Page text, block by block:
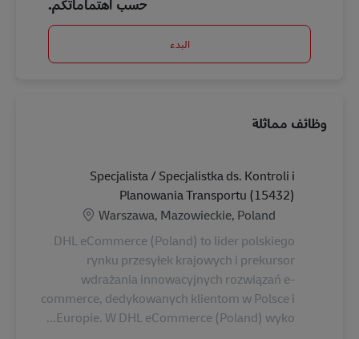
البدء
وظائف مماثلة
Specjalista / Specjalistka ds. Kontroli i
Planowania Transportu (15432)
الموقع
Warszawa, Mazowieckie, Poland
DHL eCommerce (Poland) to lider polskiego
rynku przesyłek krajowych i prekursor
wdrażania innowacyjnych rozwiązań e-
commerce, dedykowanych klientom w Polsce i
Europie. W DHL eCommerce (Poland) wyko...